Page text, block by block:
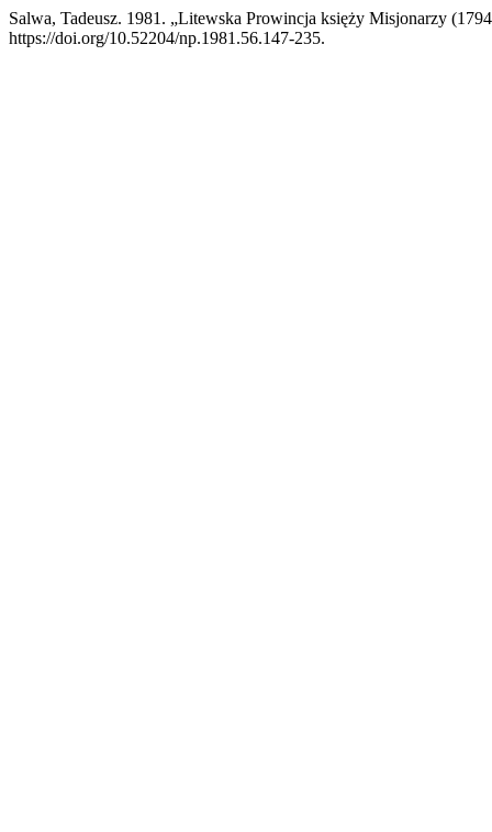
Salwa, Tadeusz. 1981. „Litewska Prowincja księży Misjonarzy
https://doi.org/10.52204/np.1981.56.147-235.